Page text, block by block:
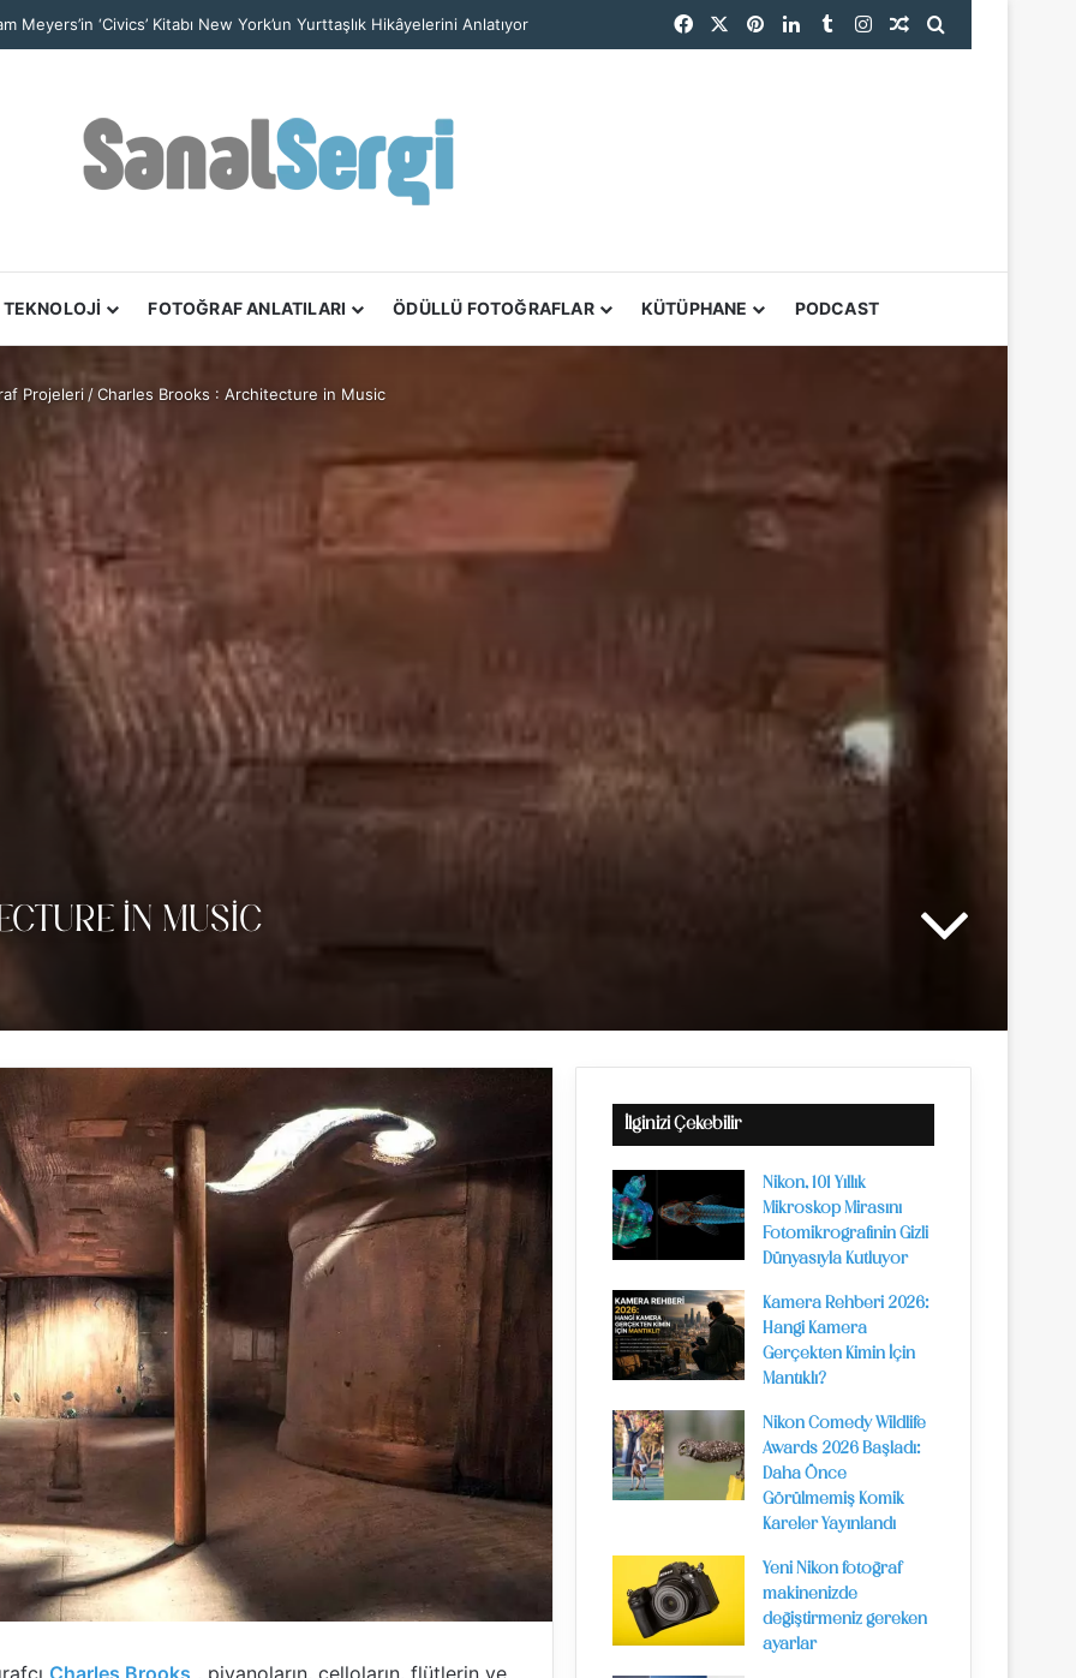
Nefes Kesen Kare: Yalnız Kaya Oluşumu Tüm Ayrıntılarıyla Görüntülendi FacebookPinterestLinkedInTumblrInstagramRastgele Makale
TEKNOLOJİ FOTOĞRAF ANLATILARI ÖDÜLLÜ FOTOĞRAFLAR KÜTÜPHANE PODCAST
Projeleri /Charles Brooks : Architecture in Music
IN MUSIC
İlginizi Çekebilir
Nikon, 101 Yıllık
Mikroskop Mirasını
Fotomikrografinin Gizli
Dünyasıyla Kutluyor
Kamera Rehberi 2026:
Hangi Kamera
Gerçekten Kimin İçin
Mantıklı?
Nikon Comedy Wildlife
Awards 2026 Başladı:
Daha Önce
Görülmemiş Komik
Kareler Yayınlandı
Yeni Nikon fotoğraf
makinenizde
değiştirmeniz gereken
ayarlar